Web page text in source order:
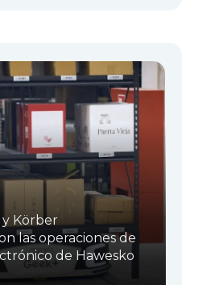
y Körber
las operaciones de
de Hawesko